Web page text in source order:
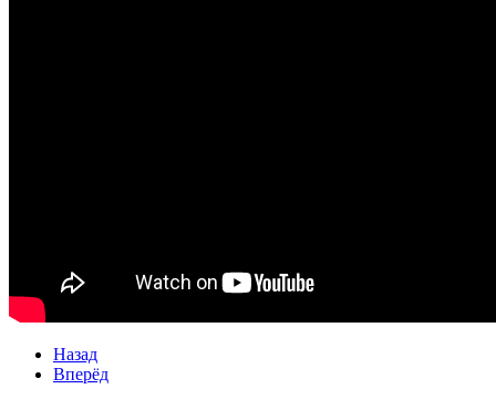
Назад
Вперёд